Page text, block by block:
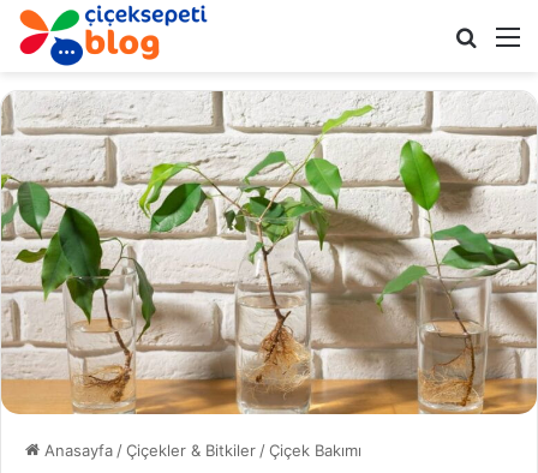
Anasayfa /Çiçekler & Bitkiler /Çiçek Bakımı